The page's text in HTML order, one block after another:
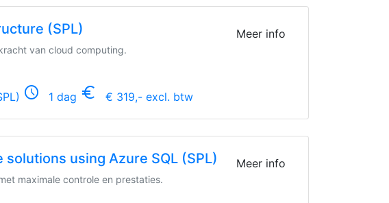
(SPL)
van cloud computing.
schedule 1 dag euro_symbol € 319,- excl. btw
Meer info
using Azure SQL (SPL)
maximale controle en prestaties.
Meer info